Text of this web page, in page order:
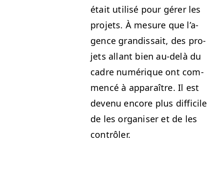
était util­isé pour gér­er les
pro­jets. À mesure que l’a­
gence gran­dis­sait, des pro­
jets allant bien au-delà du
cadre numérique ont com­
mencé à appa­raître. Il est
devenu encore plus dif­fi­cile
de les organ­is­er et de les
contrôler.